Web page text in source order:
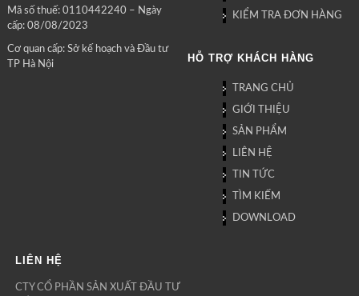
Mã số thuế: 0110442240 – Ngày
cấp: 08/08/2023
Cơ quan cấp: Sở kế hoạch và Đầu tư
TP Hà Nội
KIỂM TRA ĐƠN HÀNG
HỖ TRỢ KHÁCH HÀNG
TRANG CHỦ
GIỚI THIỆU
SẢN PHẨM
LIÊN HỆ
TIN TỨC
TÌM KIẾM
DOWNLOAD
LIÊN HỆ
CTY CỔ PHẦN SẢN XUẤT ĐẦU TƯ